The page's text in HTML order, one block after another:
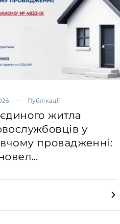
Публікації
житла
у
провадженні: